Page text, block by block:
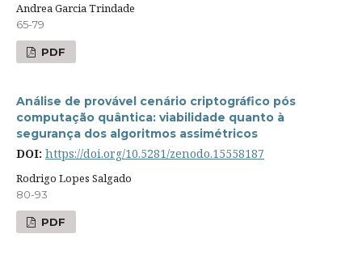
Andrea Garcia Trindade
65-79
PDF
Análise de provável cenário criptográfico pós
computação quântica: viabilidade quanto à
segurança dos algoritmos assimétricos
DOI: https://doi.org/10.5281/zenodo.15558187
Rodrigo Lopes Salgado
80-93
PDF